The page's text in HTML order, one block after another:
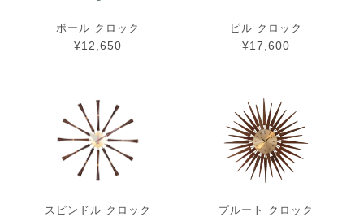
ボール クロック
¥12,650
ピル クロック
¥17,600
スピンドル クロック プルート クロック